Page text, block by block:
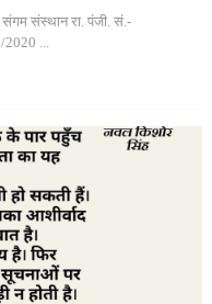
संगम संस्थान रा. पंजी. सं.-
2020 ...